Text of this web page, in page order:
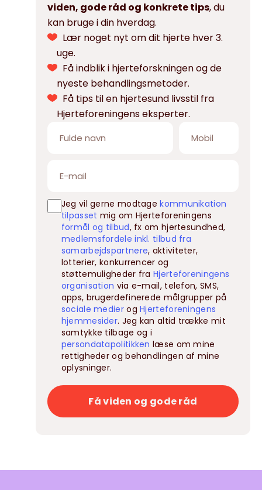
viden, gode råd og konkrete tips, du
kan bruge i din hverdag.
Lær noget nyt om dit hjerte hver 3.
uge.
Få indblik i hjerteforskningen og de
nyeste behandlingsmetoder.
Få tips til en hjertesund livsstil fra
Hjerteforeningens eksperter.
Jeg vil gerne modtagekommunikation
tilpasset mig om Hjerteforeningens
formål og tilbud, fx om hjertesundhed,
medlemsfordele inkl. tilbud fra
samarbejdspartnere, aktiviteter,
lotterier, konkurrencer og
støttemuligheder fraHjerteforeningens
organisation via e-mail, telefon, SMS,
apps, brugerdefinerede målgrupper på
sociale medierogHjerteforeningens
hjemmesider. Jeg kan altid trække mit
samtykke tilbage og i
persondatapolitikken læse om mine
rettigheder og behandlingen af mine
oplysninger.
Få viden og gode råd